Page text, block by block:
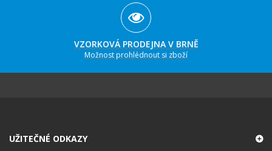
VZORKOVÁ PRODEJNA V BRNĚ
Možnost prohlédnout si zboží
UŽITEČNÉ ODKAZY